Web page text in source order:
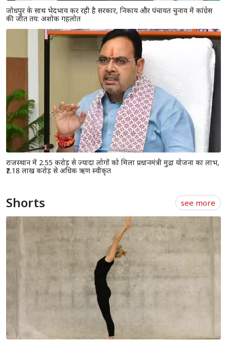
जोधपुर के साथ भेदभाव कर रही है सरकार, निकाय और पंचायत चुनाव में कांग्रेस
की जीत तय: अशोक गहलोत
राजस्थान में 2.55 करोड़ से ज्यादा लोगों को मिला प्रधानमंत्री मुद्रा योजना का लाभ,
₹2.18 लाख करोड़ से अधिक ऋण स्वीकृत
Shorts see more